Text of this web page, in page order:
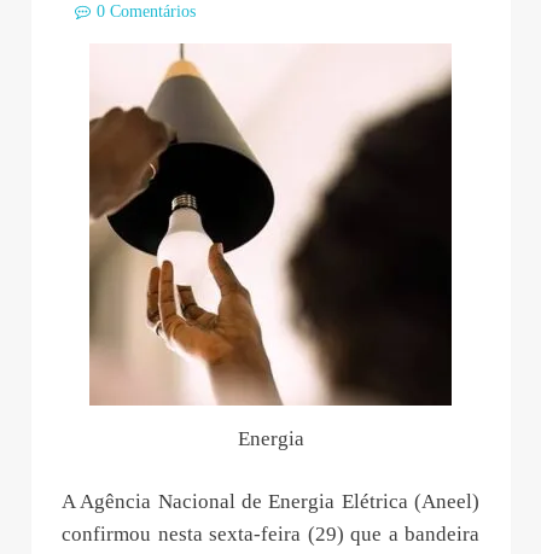
0 Comentários
Energia
A Agência Nacional de Energia Elétrica (Aneel)
confirmou nesta sexta-feira (29) que a bandeira